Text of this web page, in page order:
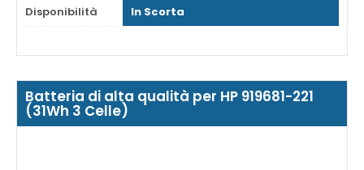
Disponibilità
In Scorta
Batteria di alta qualità per HP 919681-221
(31Wh 3 Celle)